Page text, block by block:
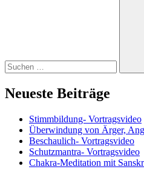
Neueste Beiträge
Stimmbildung- Vortragsvideo
Überwindung von Ärger,
Beschaulich- Vortragsvideo
Schutzmantra- Vortragsvideo
Chakra-Meditation mit